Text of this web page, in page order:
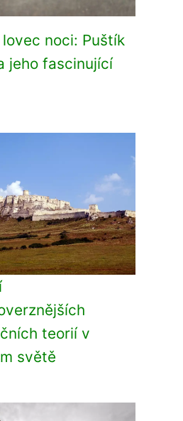
lovec noci: Puštík
jeho fascinující
teorií v
světě